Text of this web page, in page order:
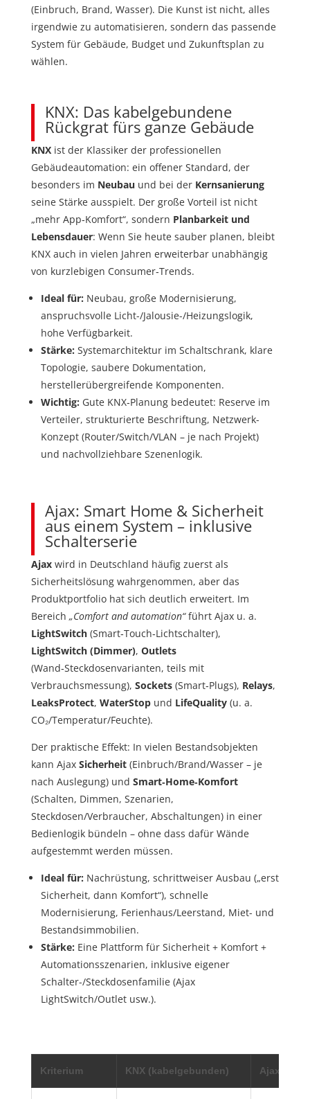
(Einbruch, Brand, Wasser). Die Kunst ist nicht, alles
irgendwie zu automatisieren, sondern das passende
System für Gebäude, Budget und Zukunftsplan zu
wählen.
KNX: Das kabelgebundene
Rückgrat fürs ganze Gebäude
KNXist der Klassiker der professionellen
Gebäudeautomation: ein offener Standard, der
besonders im Neubau und bei der Kernsanierung
seine Stärke ausspielt. Der große Vorteil ist nicht
„mehr App‑Komfort“, sondern Planbarkeit und
Lebensdauer: Wenn Sie heute sauber planen, bleibt
KNX auch in vielen Jahren erweiterbar unabhängig
von kurzlebigen Consumer‑Trends.
Ideal für: Neubau, große Modernisierung,
anspruchsvolle Licht-/Jalousie-/Heizungslogik,
hohe Verfügbarkeit.
Stärke: Systemarchitektur im Schaltschrank, klare
Topologie, saubere Dokumentation,
herstellerübergreifende Komponenten.
Wichtig: Gute KNX‑Planung bedeutet: Reserve im
Verteiler, strukturierte Beschriftung, Netzwerk-
Konzept (Router/Switch/VLAN – je nach Projekt)
und nachvollziehbare Szenenlogik.
Ajax: Smart Home & Sicherheit
aus einem System – inklusive
Schalterserie
Ajaxwird in Deutschland häufig zuerst als
Sicherheitslösung wahrgenommen, aber das
Produktportfolio hat sich deutlich erweitert. Im
Bereich „Comfort and automation“führt Ajax u. a.
LightSwitch(Smart‑Touch‑Lichtschalter),
LightSwitch (Dimmer), Outlets
(Wand‑Steckdosenvarianten, teils mit
Verbrauchsmessung), Sockets(Smart‑Plugs), Relays,
LeaksProtect, WaterStopund LifeQuality(u. a.
CO₂/Temperatur/Feuchte).
Der praktische Effekt: In vielen Bestandsobjekten
kann Ajax Sicherheit(Einbruch/Brand/Wasser – je
nach Auslegung) und Smart‑Home‑Komfort
(Schalten, Dimmen, Szenarien,
Steckdosen/Verbraucher, Abschaltungen) in einer
Bedienlogik bündeln – ohne dass dafür Wände
aufgestemmt werden müssen.
Ideal für: Nachrüstung, schrittweiser Ausbau („erst
Sicherheit, dann Komfort“), schnelle
Modernisierung, Ferienhaus/Leerstand, Miet- und
Bestandsimmobilien.
Stärke: Eine Plattform für Sicherheit + Komfort +
Automationsszenarien, inklusive eigener
Schalter-/Steckdosenfamilie (Ajax
LightSwitch/Outlet usw.).
Kriterium KNX (kabelgebunden) Ajax